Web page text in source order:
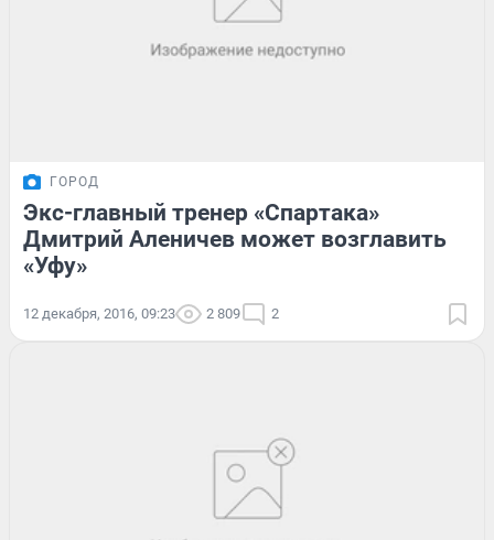
ГОРОД
Экс-главный тренер «Спартака»
Дмитрий Аленичев может возглавить
«Уфу»
12 декабря, 2016, 09:23 2 809 2